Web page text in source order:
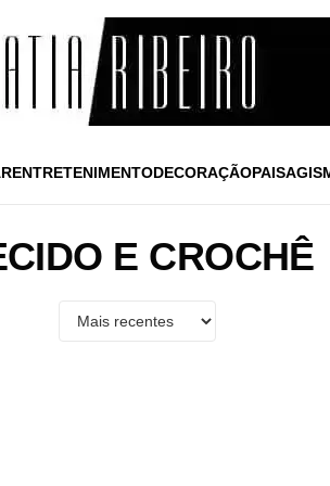
ENTRETENIMENTODECORAÇÃO
E CROCHÊ